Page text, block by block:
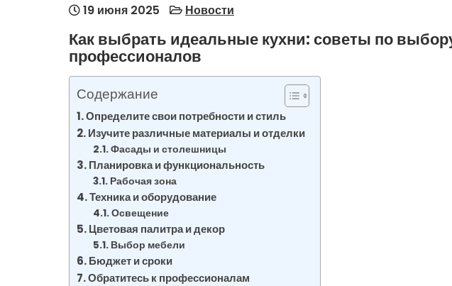
19 июня 2025 Новости
Как выбрать идеальные кухни: советы по
профессионалов
Содержание
Определите свои потребности и стиль
Изучите различные материалы и отделки
Фасады и столешницы
Планировка и функциональность
Рабочая зона
Техника и оборудование
Освещение
Цветовая палитра и декор
Выбор мебели
Бюджет и сроки
Обратитесь к профессионалам